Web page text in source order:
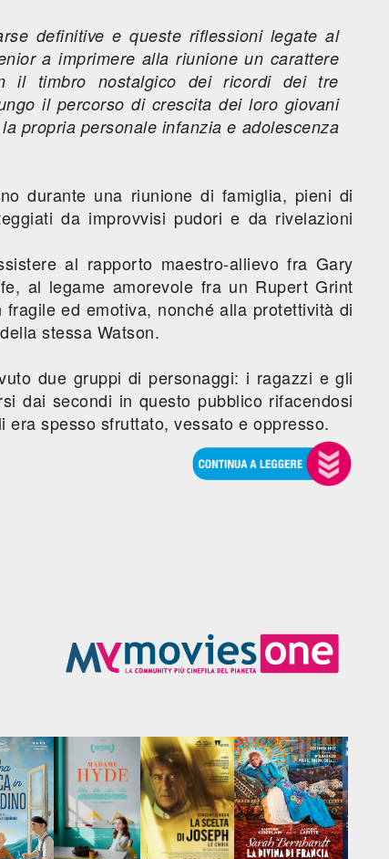
definitive e queste riflessioni legate al
a imprimere alla riunione un carattere
il timbro nostalgico dei ricordi dei tre
il percorso di crescita dei loro giovani
propria personale infanzia e adolescenza
durante una riunione di famiglia, pieni di
da improvvisi pudori e da rivelazioni
al rapporto maestro-allievo fra Gary
al legame amorevole fra un Rupert Grint
ed emotiva, nonché alla protettività di
stessa Watson.
due gruppi di personaggi: i ragazzi e gli
dai secondi in questo pubblico rifacendosi
spesso sfruttato, vessato e oppresso.